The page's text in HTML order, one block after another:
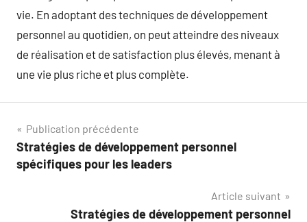
vie. En adoptant des techniques de développement
personnel au quotidien, on peut atteindre des niveaux
de réalisation et de satisfaction plus élevés, menant à
une vie plus riche et plus complète.
Navigation
de
Publication précédente
Stratégies de développement personnel
spécifiques pour les leaders
Article suivant
Stratégies de développement personnel